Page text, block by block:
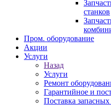
станков
Пром. оборудование
Акции
Услуги
Назад
Услуги
Ремонт
Гарантийное и
Поставка